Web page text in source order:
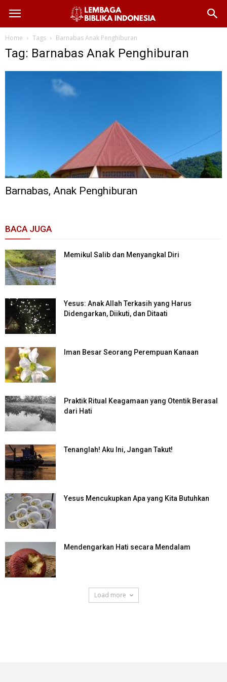
Home Tags Barnabas Anak Penghiburan
Tag: Barnabas Anak Penghiburan
Barnabas, Anak Penghiburan
BACA JUGA
Memikul Salib dan Menyangkal Diri
Yesus: Anak Allah Terkasih yang Harus
Didengarkan, Diikuti, dan Ditaati
Iman Besar Seorang Perempuan Kanaan
Praktik Ritual Keagamaan yang Otentik Berasal
dari Hati
Tenanglah! Aku Ini, Jangan Takut!
Yesus Mencukupkan Apa yang Kita Butuhkan
Mendengarkan Hati secara Mendalam
Load more